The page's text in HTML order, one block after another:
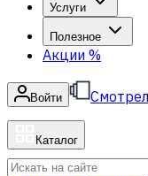
Услуги
Полезное
Акции %
Войти Смотрел
Каталог